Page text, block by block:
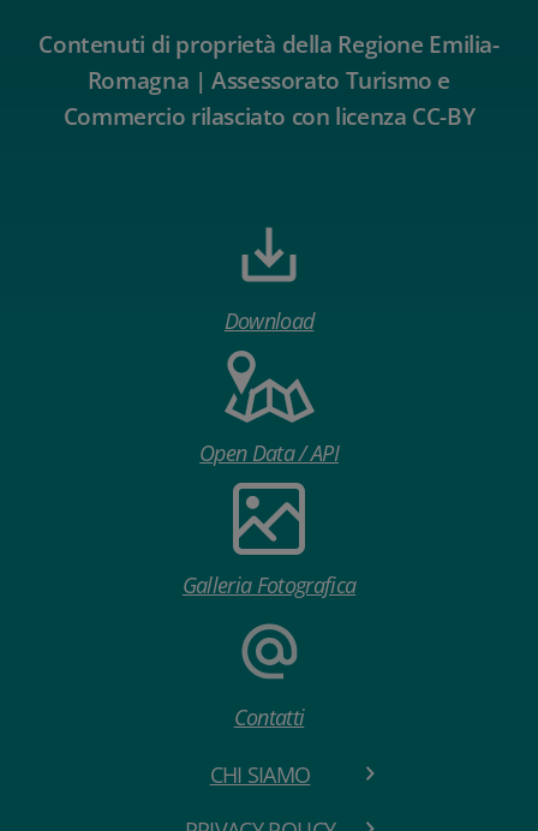
Contenuti di proprietà della Regione Emilia-
Romagna | Assessorato Turismo e
Commercio rilasciato con licenza CC-BY
Download
Open Data / API
Galleria Fotografica
Contatti
CHI SIAMO